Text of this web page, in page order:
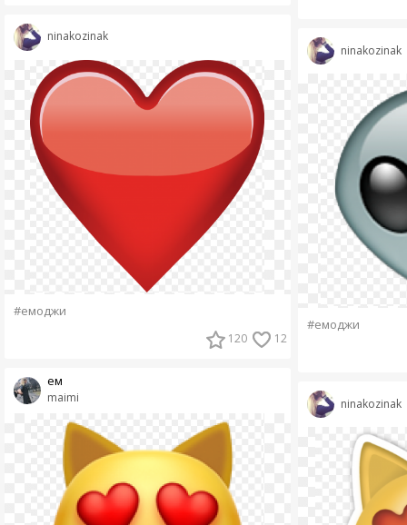
ninakozinak
#емоджи
120 12
maimi
ем
ninakozinak
#емоджи
ninakozinak